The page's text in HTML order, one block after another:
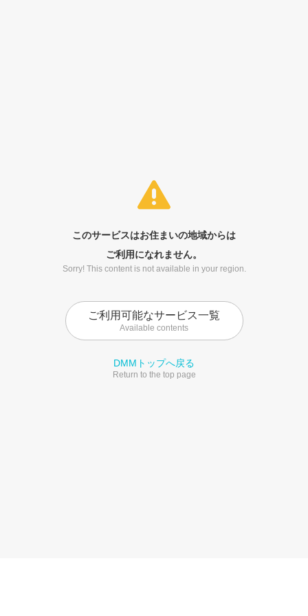
このサービスはお住まいの地域からは
ご利用になれません。
Sorry! This content is not available in your region.
ご利用可能なサービス一覧
Available contents
DMMトップへ戻る
Return to the top page